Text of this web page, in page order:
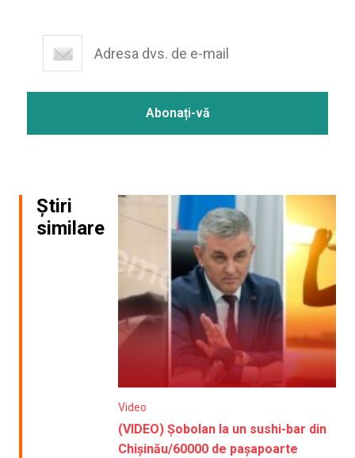
Știri
similare
Video
(VIDEO) Șobolan la un sushi-bar din
Chișinău/60000 de pașapoarte